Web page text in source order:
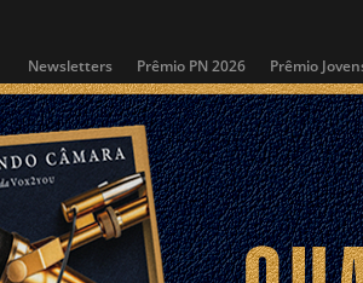
Newsletters Prêmio PN 2026 Prêmio